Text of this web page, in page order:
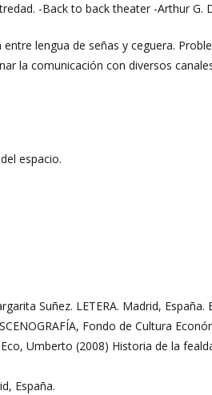
-Back to back theater -Arthur G.
lengua de señas y ceguera.
la comunicación con diversos
espacio.
Suñez. LETERA. Madrid,
Fondo de Cultura
Umberto (2008) Historia de la
España.